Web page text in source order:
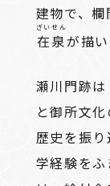
建物で、
在泉
ざいせん
が描
瀬川門跡
と御所文
歴史を振
学経験を